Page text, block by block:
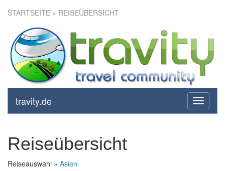
STARTSEITE » REISEÜBERSICHT
toggle
travity.de
Reiseübersicht
Reiseauswahl » Asien